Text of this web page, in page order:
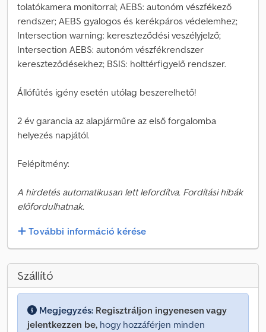
tolatókamera monitorral; AEBS: autonóm vészfékező
rendszer; AEBS gyalogos és kerékpáros védelemhez;
Intersection warning: kereszteződési veszélyjelző;
Intersection AEBS: autonóm vészfékrendszer
kereszteződésekhez; BSIS: holttérfigyelő rendszer.
Állófűtés igény esetén utólag beszerelhető!
2 év garancia az alapjárműre az első forgalomba
helyezés napjától.
Felépítmény:
A hirdetés automatikusan lett lefordítva. Fordítási hibák
előfordulhatnak.
További információ kérése
Szállító
Megjegyzés: Regisztráljon ingyenesen vagy
jelentkezzen be, hogy hozzáférjen minden